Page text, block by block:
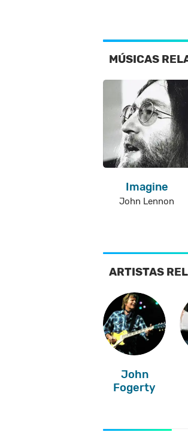
MÚSICAS
Imagine
John Lennon
ARTISTAS
John
Fogerty